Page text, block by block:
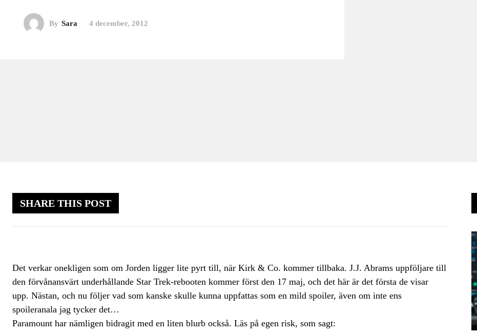
By Sara 4 december, 2012
SHARE THIS POST
Det verkar onekligen som om Jorden ligger lite pyrt till, när Kirk & Co. kommer tillbaka. J.J. Abrams uppföljare till
den förvånansvärt underhållande Star Trek-rebooten kommer först den 17 maj, och det här är det första de visar
upp. Nästan, och nu följer vad som kanske skulle kunna uppfattas som en mild spoiler, även om inte ens
spoileranala jag tycker det…
Paramount har nämligen bidragit med en liten blurb också. Läs på egen risk, som sagt: